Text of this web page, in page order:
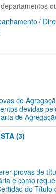
/
de
devidas
de
(3)
provas de
e como
do Título